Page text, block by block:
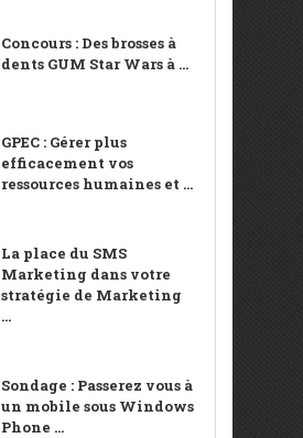
Concours : Des brosses à
dents GUM Star Wars à ...
GPEC : Gérer plus
efficacement vos
ressources humaines et ...
La place du SMS
Marketing dans votre
stratégie de Marketing
...
Sondage : Passerez vous à
un mobile sous Windows
Phone ...